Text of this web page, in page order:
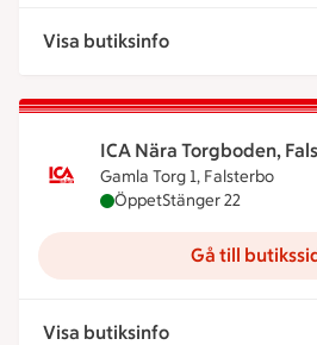
Visa butiksinfo
ICA Nära Torgboden,
Gamla Torg 1, Falsterbo
ICA Nära Torgboden,
ÖppetStänger 22
Gå till
Visa butiksinfo